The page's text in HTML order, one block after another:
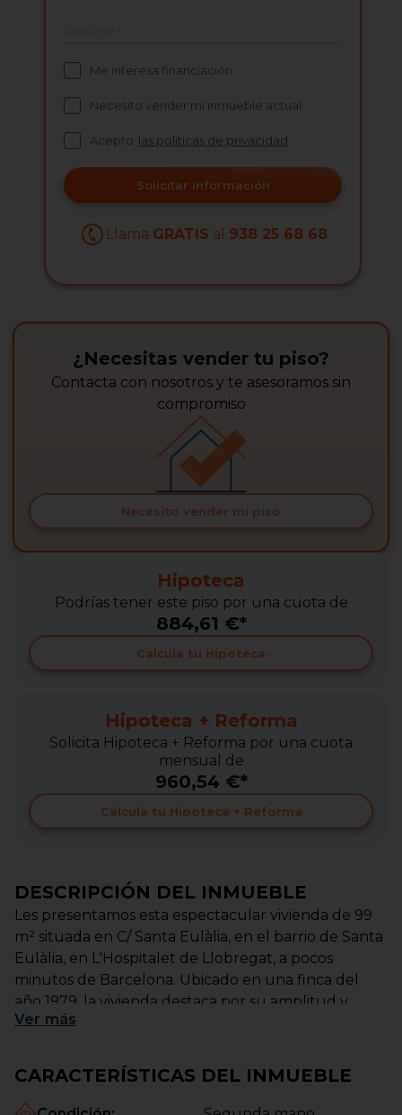
Me interesa financiación
Necesito vender mi inmueble actual
Acepto las políticas de privacidad
Solicitar información
Llama GRATIS al 938 25 68 68
¿Necesitas vender tu piso?
Contacta con nosotros y te asesoramos sin
compromiso
Necesito vender mi piso
Hipoteca
Podrías tener este piso por una cuota de
884,61 €*
Calcula tu Hipoteca
Hipoteca + Reforma
Solicita Hipoteca + Reforma por una cuota
mensual de
960,54 €*
Calcula tu Hipoteca + Reforma
DESCRIPCIÓN DEL INMUEBLE
Les presentamos esta espectacular vivienda de 99
m² situada en C/ Santa Eulàlia, en el barrio de Santa
Eulàlia, en L'Hospitalet de Llobregat, a pocos
minutos de Barcelona. Ubicado en una finca del
año 1979, la vivienda destaca por su amplitud y
buena distribución, ideal para familias o como
Cuenta con 4 habitaciones (2 dobles y 2
individuales), 2 baños completos, patio y terraza
Ver más
CARACTERÍSTICAS DEL INMUEBLE